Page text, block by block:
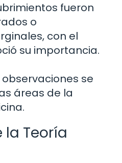
fueron
o
con el
su importancia.
se
áreas de la
la Teoría